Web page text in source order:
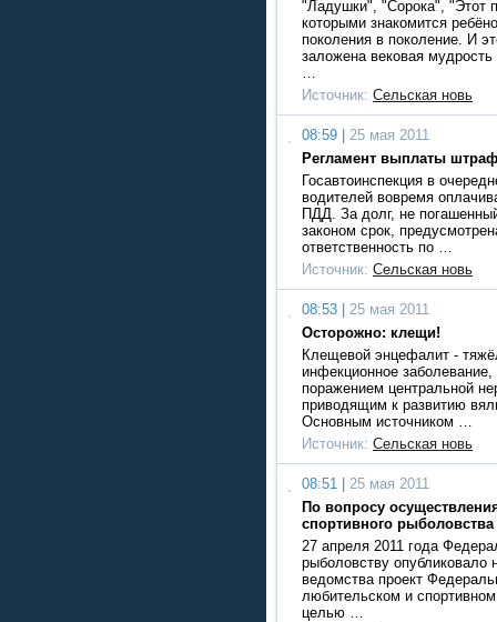
"Ладушки", "Сорока", "Этот
которыми знакомится
поколения в поколение. И
заложена вековая
…
Источник: Сельская новь
08:59 |
25 мая 2011
Регламент выплаты
Госавтоинспекция в
водителей вовремя
ПДД. За долг, не
законом срок,
ответственность по …
Источник: Сельская новь
08:53 |
25 мая 2011
Осторожно: клещи!
Клещевой энцефалит -
инфекционное
поражением центральной
приводящим к развитию
Основным источником …
Источник: Сельская новь
08:51 |
25 мая 2011
По вопросу
спортивного рыболовства
27 апреля 2011 года
рыболовству опубликовало
ведомства проект
любительском и
целью …